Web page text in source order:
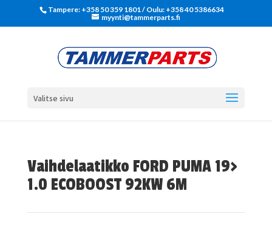
Tampere: +358 50 359 1801‬ / Oulu: +358 40 5386634
myynti@tammerparts.fi
Valitse sivu
Vaihdelaatikko FORD PUMA 19>
1.0 ECOBOOST 92KW 6M